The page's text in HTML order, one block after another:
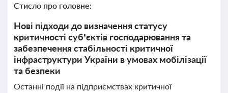
Стисло про головне:
Нові підходи до визначення статусу
критичності суб’єктів господарювання та
забезпечення стабільності критичної
інфраструктури України в умовах мобілізації
та безпеки
Останні події на підприємствах критичної